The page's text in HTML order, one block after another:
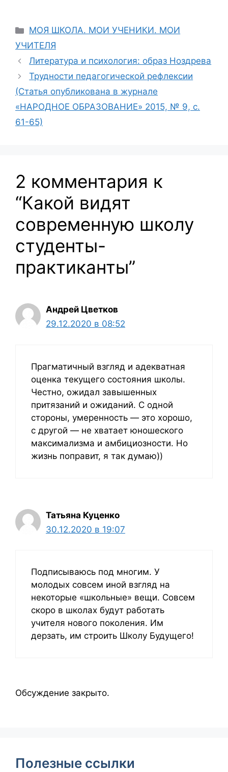
МОЯ ШКОЛА. МОИ УЧЕНИКИ. МОИ
УЧИТЕЛЯ
Литература и психология: образ Ноздрева
Трудности педагогической рефлексии
(Статья опубликована в журнале
«НАРОДНОЕ ОБРАЗОВАНИЕ» 2015, № 9, с.
61-65)
2 комментария к
“Какой видят
современную школу
студенты-
практиканты”
Андрей Цветков
29.12.2020 в 08:52
Прагматичный взгляд и адекватная
оценка текущего состояния школы.
Честно, ожидал завышенных
притязаний и ожиданий. С одной
стороны, умеренность — это хорошо,
с другой — не хватает юношеского
максимализма и амбициозности. Но
жизнь поправит, я так думаю))
Татьяна Куценко
30.12.2020 в 19:07
Подписываюсь под многим. У
молодых совсем иной взгляд на
некоторые «школьные» вещи. Совсем
скоро в школах будут работать
учителя нового поколения. Им
дерзать, им строить Школу Будущего!
Обсуждение закрыто.
Полезные ссылки